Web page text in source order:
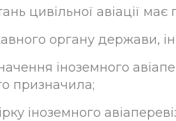
цивільної авіації має
органу держави,
іноземного
призначила;
іноземного